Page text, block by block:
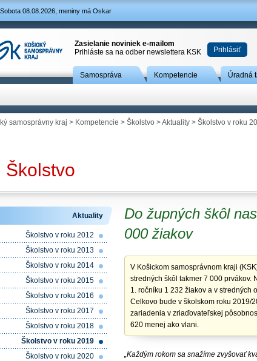
08.08.2026, meniny má Oskar
Zasielanie noviniek e-mailom
Prihláste sa na odber newslettera KSK
Prihlásiť
Samospráva Kompetencie Úradná
samosprávny kraj > Kompetencie > Školstvo >Aktuality > Školstvo v roku
Školstvo
Do župných škôl
000 žiakov
V Košickom samosprávnom kraji
stredných škôl takmer 7 000 prvákov.
1. ročníku 1 232 žiakov a v stredných
Celkovo bude v školskom roku 2019/
zariadenia v zriaďovateľskej
620 menej ako vlani.
„Každým rokom sa snažíme zvyšovať
Aktuality
Školstvo v roku 2012
Školstvo v roku 2013
Školstvo v roku 2014
Školstvo v roku 2015
Školstvo v roku 2016
Školstvo v roku 2017
Školstvo v roku 2018
Školstvo v roku 2019
Školstvo v roku 2020